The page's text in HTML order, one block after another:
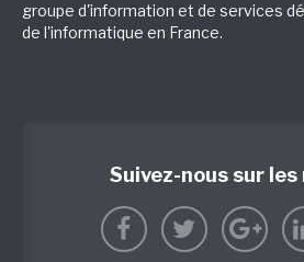
groupe d'information et de services
de l'informatique en France.
Suivez-nous sur